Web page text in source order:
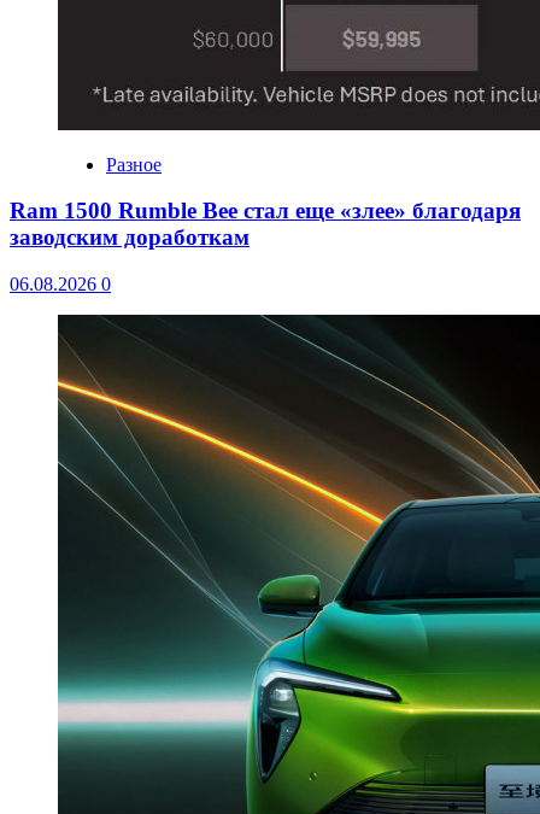
Разное
Ram 1500 Rumble Bee стал еще «злее» благодаря
заводским доработкам
06.08.2026 0